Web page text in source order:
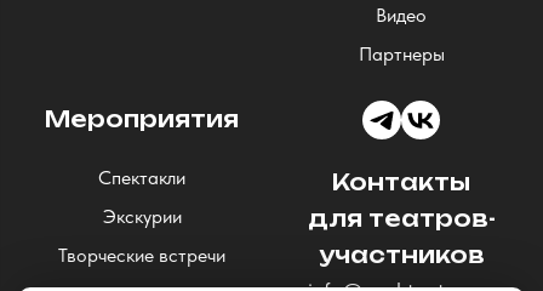
Видео
Партнеры
Мероприятия
Спектакли
Экскурии
Творческие встречи
Контакты
для театров-
участников